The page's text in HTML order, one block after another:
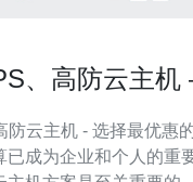
、高防云主机
主机 - 选择最优惠的方案 在
已成为企业和个人的重